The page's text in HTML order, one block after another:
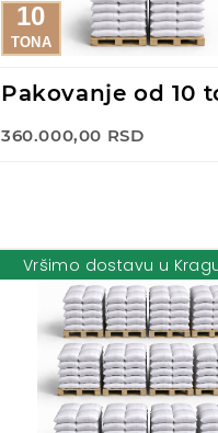
10
TONA
Pakovanje od 10
360.000,00 RSD
Vršimo dostavu u